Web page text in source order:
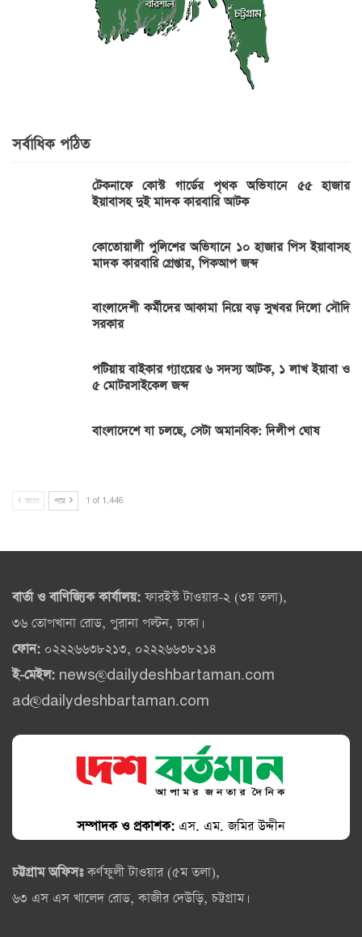
সর্বাধিক পঠিত
টেকনাফে কোস্ট গার্ডের পৃথক অভিযানে ৫৫ হাজার
ইয়াবাসহ দুই মাদক কারবারি আটক
কোতোয়ালী পুলিশের অভিযানে ১০ হাজার পিস ইয়াবাসহ
মাদক কারবারি গ্রেপ্তার, পিকআপ জব্দ
বাংলাদেশী কর্মীদের আকামা নিয়ে বড় সুখবর দিলো সৌদি
সরকার
পটিয়ায় বাইকার গ্যাংয়ের ৬ সদস্য আটক, ১ লাখ ইয়াবা ও
৫ মোটরসাইকেল জব্দ
বাংলাদেশে যা চলছে, সেটা অমানবিক: দিলীপ ঘোষ
আগে পরে 1 of 1,446
বার্তা ও বাণিজ্যিক কার্যালয়:ফারইস্ট টাওয়ার-২ (৩য় তলা),
৩৬ তোপখানা রোড, পুরানা পল্টন, ঢাকা।
ফোন: ০২২২৬৬৩৮২১৩, ০২২২৬৬৩৮২১৪
ই-মেইল: news@dailydeshbartaman.com
ad@dailydeshbartaman.com
সম্পাদক ও প্রকাশক: এস. এম. জমির উদ্দীন
চট্টগ্রাম অফিসঃকর্ণফুলী টাওয়ার (৫ম তলা),
৬৩ এস এস খালেদ রোড, কাজীর দেউড়ি, চট্টগ্রাম।